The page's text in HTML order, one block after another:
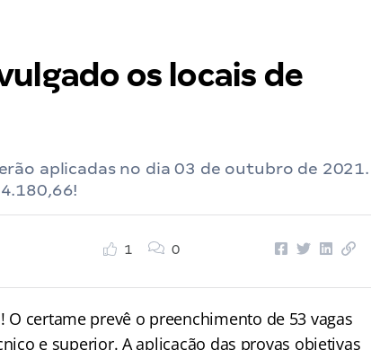
os locais de
aplicadas no dia 03 de outubro de 2021.
1 0
O certame prevê o preenchimento de 53 vagas
e superior. A aplicação das provas objetivas